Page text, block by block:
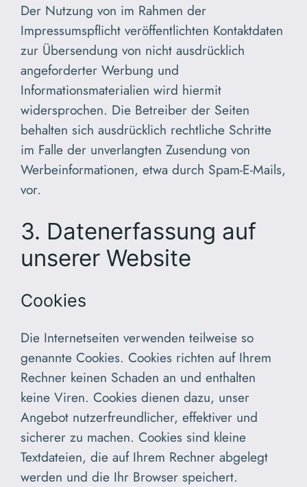
Der Nutzung von im Rahmen der
Impressumspflicht veröffentlichten Kontaktdaten
zur Übersendung von nicht ausdrücklich
angeforderter Werbung und
Informationsmaterialien wird hiermit
widersprochen. Die Betreiber der Seiten
behalten sich ausdrücklich rechtliche Schritte
im Falle der unverlangten Zusendung von
Werbeinformationen, etwa durch Spam-E-Mails,
vor.
3. Datenerfassung auf
unserer Website
Cookies
Die Internetseiten verwenden teilweise so
genannte Cookies. Cookies richten auf Ihrem
Rechner keinen Schaden an und enthalten
keine Viren. Cookies dienen dazu, unser
Angebot nutzerfreundlicher, effektiver und
sicherer zu machen. Cookies sind kleine
Textdateien, die auf Ihrem Rechner abgelegt
werden und die Ihr Browser speichert.